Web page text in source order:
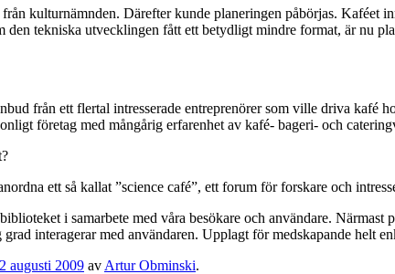
kulturnämnden. Därefter kunde planeringen påbörjas. Kaféet
den tekniska utvecklingen fått ett betydligt mindre format, är nu
från ett flertal intresserade entreprenörer som ville driva
företag med mångårig erfarenhet av kafé- bageri- och
ett så kallat ”science café”, ett forum för forskare och
i samarbete med våra besökare och användare.
interagerar med användaren. Upplagt för medskapande helt
augusti 2009 av Artur Obminski.